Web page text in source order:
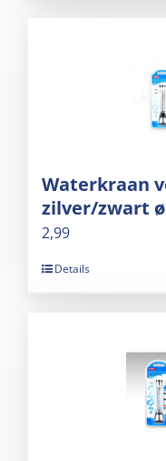
Waterkraan
zilver/zwart
2,99
Details